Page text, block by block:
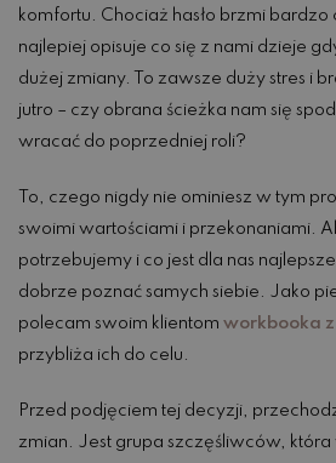
komfortu. Chociaż hasło brzmi
najlepiej opisuje co się z nami dzieje
dużej zmiany. To zawsze duży stres i
jutro – czy obrana ścieżka nam się
wracać do poprzedniej roli?
To, czego nigdy nie ominiesz w tym
swoimi wartościami i przekonaniami.
potrzebujemy i co jest dla nas
dobrze poznać samych siebie. Jako
polecam swoim klientom workbooka
przybliża ich do celu.
Przed podjęciem tej decyzji,
zmian. Jest grupa szczęśliwców,